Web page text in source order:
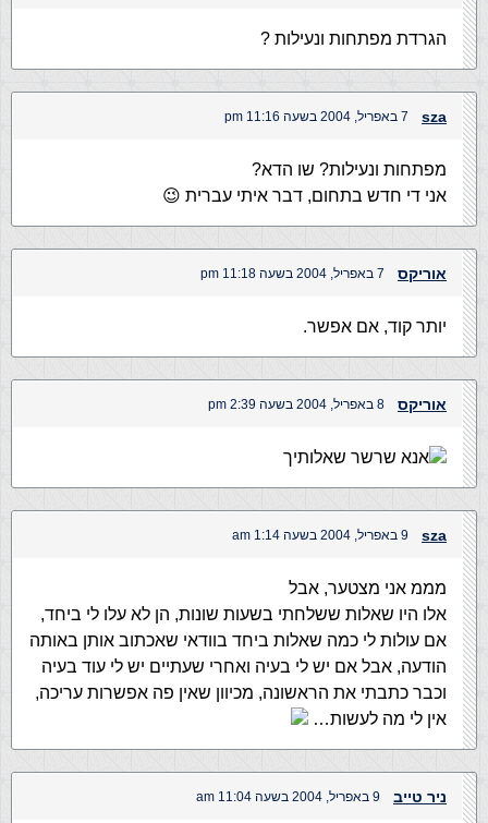
הגרדת מפתחות ונעילות ?
sza 7 באפריל, 2004 בשעה 11:16 pm
מפתחות ונעילות? שו הדא?
אני די חדש בתחום, דבר איתי עברית 😉
אוריקס 7 באפריל, 2004 בשעה 11:18 pm
יותר קוד, אם אפשר.
אוריקס 8 באפריל, 2004 בשעה 2:39 pm
אנא שרשר שאלותיך
sza 9 באפריל, 2004 בשעה 1:14 am
מממ אני מצטער, אבל
אלו היו שאלות ששלחתי בשעות שונות, הן לא עלו לי ביחד,
אם עולות לי כמה שאלות ביחד בוודאי שאכתוב אותן באותה
הודעה, אבל אם יש לי בעיה ואחרי שעתיים יש לי עוד בעיה
וכבר כתבתי את הראשונה, מכיוון שאין פה אפשרות עריכה,
אין לי מה לעשות…
ניר טייב 9 באפריל, 2004 בשעה 11:04 am